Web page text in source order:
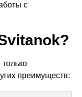
с
преимуществ: